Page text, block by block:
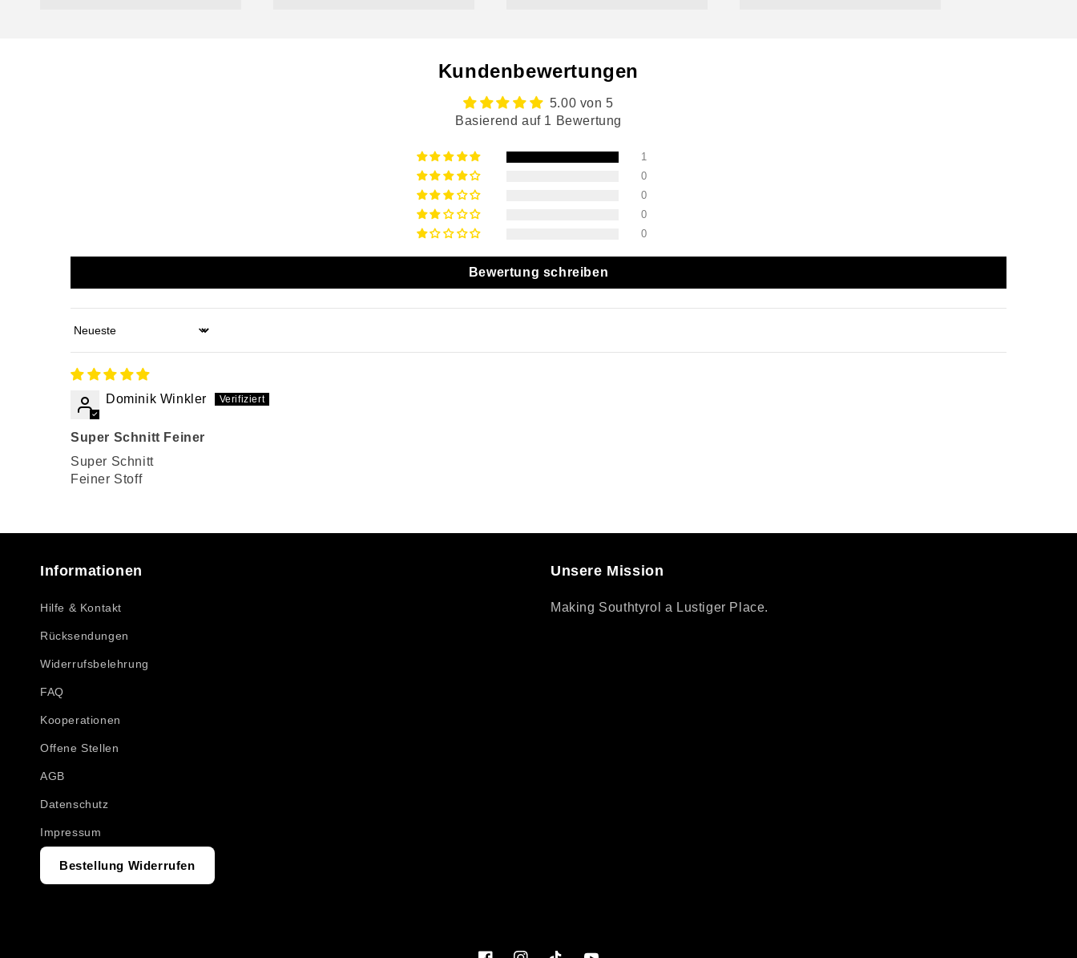
Kundenbewertungen
5.00 von 5
Basierend auf 1 Bewertung
1
0
0
0
0
Bewertung schreiben
Sort by
Dominik Winkler
Super Schnitt Feiner
Super Schnitt
Feiner Stoff
Informationen
Hilfe & Kontakt
Rücksendungen
Widerrufsbelehrung
FAQ
Kooperationen
Offene Stellen
AGB
Datenschutz
Impressum
Bestellung Widerrufen
Unsere Mission
Making Southtyrol a Lustiger Place.